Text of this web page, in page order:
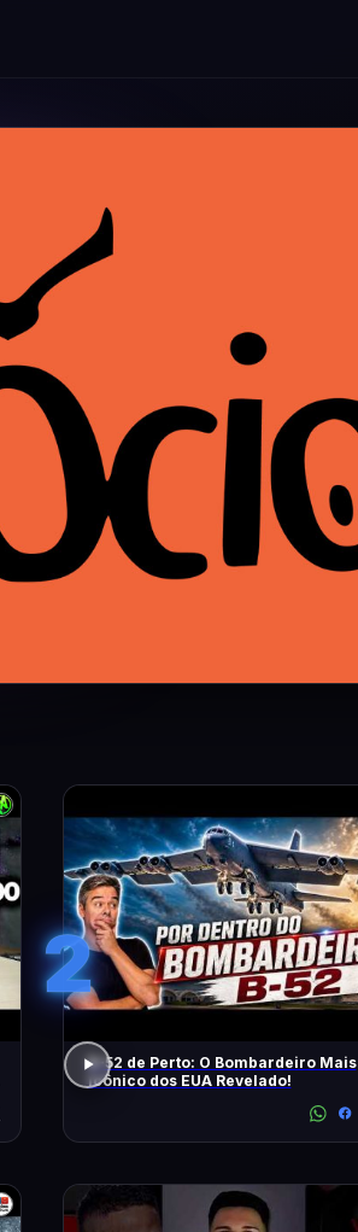
2
B-52 de Perto: O Bombardeiro Mais
Icônico dos EUA Revelado!